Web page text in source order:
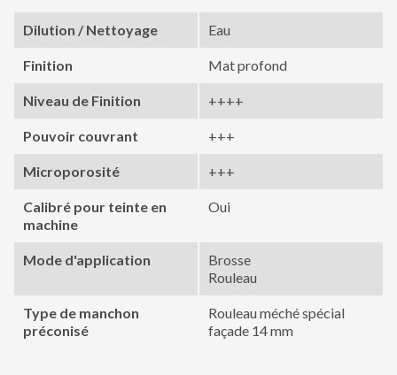
Dilution / Nettoyage Eau
Finition Mat profond
Niveau de Finition ++++
Pouvoir couvrant +++
Microporosité +++
Calibré pour teinte en
machine
Oui
Mode d'application
Brosse
Rouleau
Type de manchon
préconisé
Rouleau méché spécial
façade 14 mm